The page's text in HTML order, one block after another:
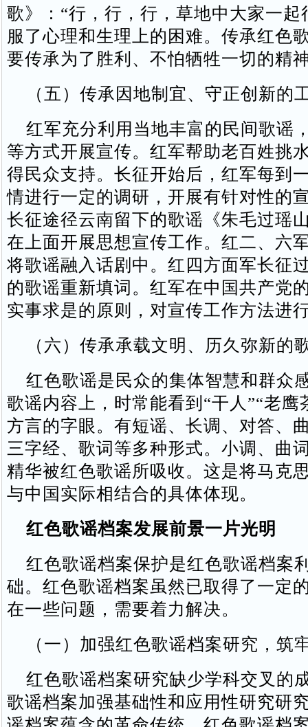
歌》：“行，行，行，草地中大家一起
服了心理和生理上的困难。传承红色
要传承为了胜利、不怕牺牲一切的精
（五）传承因地制宜、守正创新的
红军充分利用当地丰富的民间歌谣
等方式开展宣传。红军帮助老百姓挑
得民众支持。长征开始后，红军每到
情进行一定的调研，开展有针对性的
长征途径云南留下的歌谣《朱毛过瑶
在上面开展思想宣传工作。红二、六
将歌谣融入话剧中。红四方面军长征
的歌谣重新填词。红军在中国共产党
实事求是的原则，对宣传工作方法进
（六）传承承载文明、历久弥新的
红色歌谣是民众的集体智慧和群众
歌谣内容上，时常能看到“干人”“老鹰
方言的字眼。有短谣、长调、对答、
三字经、歌词等多种形式。小调、曲
精华被红色歌谣所吸收。这是将马克
与中国实际相结合的具体体现。
红色歌谣档案发展前景一片光明
红色歌谣档案保护是红色歌谣档案
础。红色歌谣档案虽然已取得了一定
在一些问题，需要着力解决。
（一）加强红色歌谣档案研究，筑
红色歌谣档案研究缺少学科交叉的
歌谣档案加强基础性和应用性研究研